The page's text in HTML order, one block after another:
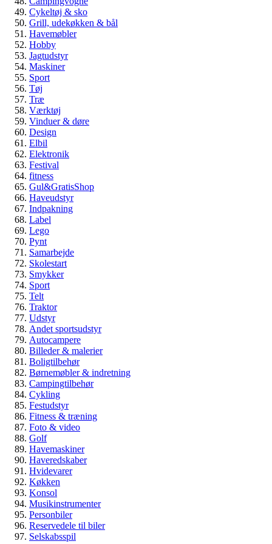
Veteranbil eller klassisk bil – hvad er
egentlig forskellen?
Guide
Biler & køretøjer
Veteranbil
Cykeltøj & sko
Grill, udekøkken & bål
Havemøbler
Hobby
Jagtudstyr
Maskiner
Sport
Tøj
Træ
Værktøj
Vinduer & døre
Design
Elbil
Elektronik
Festival
fitness
Gul&GratisShop
Haveudstyr
Indpakning
Label
Lego
Pynt
Samarbejde
Skolestart
Smykker
Sport
Telt
Traktor
Udstyr
Andet sportsudstyr
Autocampere
Billeder & malerier
Boligtilbehør
Børnemøbler & indretning
Campingtilbehør
Cykling
Festudstyr
Fitness & træning
Foto & video
Golf
Havemaskiner
Haveredskaber
Hvidevarer
Køkken
Konsol
Musikinstrumenter
Personbiler
Reservedele til biler
Selskabsspil